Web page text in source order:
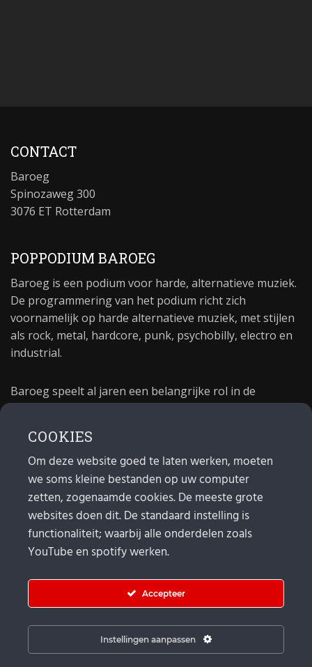
CONTACT
Baroeg
Spinozaweg 300
3076 ET Rotterdam
POPPODIUM BAROEG
Baroeg is een podium voor harde, alternatieve muziek.
De programmering van het podium richt zich
voornamelijk op harde alternatieve muziek, met stijlen
als rock, metal, hardcore, punk, psychobilly, electro en
industrial.
Baroeg speelt al jaren een belangrijke rol in de
poppodium 40 jaar.
MAIL
Algemeen: info@baroeg.nl
Bands & boeking: leon@baroeg.nl
Promotie & publiciteit: francis@baroeg.nl
COOKIES
Om deze website goed te laten werken, moeten
we soms kleine bestanden op uw computer
zetten, zogenaamde cookies. De meeste grote
websites doen dit. De standaard instelling is
functionaliteit; waarbij alle onderdelen zoals
YouTube en spotify werken.
Accepteer
Instellingen aanpassen